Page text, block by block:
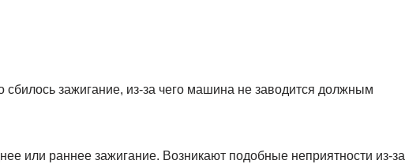
зажигание, из-за чего машина не заводится должным
или раннее зажигание. Возникают подобные неприятности из-за